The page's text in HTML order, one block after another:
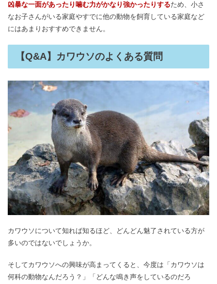
凶暴な一面があったり噛む力がかなり強かったりするため、小さ
なお子さんがいる家庭やすでに他の動物を飼育している家庭など
にはあまりおすすめできません。
【Q&A】カワウソのよくある質問
カワウソについて知れば知るほど、どんどん魅了されている方が
多いのではないでしょうか。
そしてカワウソへの興味が高まってくると、今度は「カワウソは
何科の動物なんだろう？」「どんな鳴き声をしているのだろ